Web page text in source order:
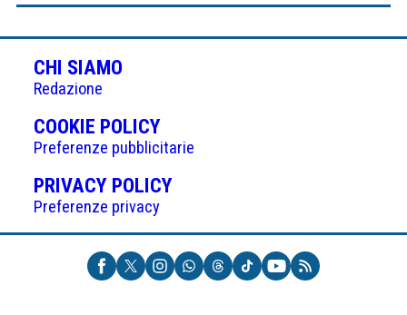
CHI SIAMO
Redazione
COOKIE POLICY(APRE
IN
UNA
NUOVA
Preferenze pubblicitarie
PRIVACY POLICY(APRE
UNA
NUOVA
SCHEDA)
Preferenze privacy